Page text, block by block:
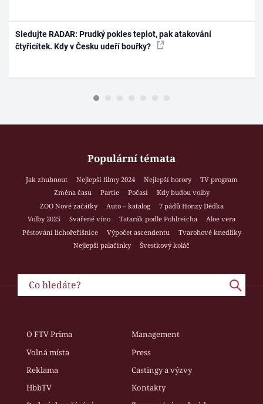
Sledujte RADAR: Prudký pokles teplot, pak atakování
čtyřicítek. Kdy v Česku udeří bouřky?
Populární témata
Jak zhubnout Nejlepší filmy 2024 Nejlepší horory
TV program
Změna času
Partie Počasí
Kdy budou volby
ZOO Nové začátky
Auto – katalog
7 pádů Honzy Dědka
Volby 2025
Svařené víno Tatarák podle Pohlreicha
Aloe vera
Pěstování lichořeřišnice
Výpočet ascendentu
Tvarohové knedlíky
Nejlepší palačinky
Švestkový koláč
O FTV Prima
Management
Volná místa
Press
Reklama
Castingy a výzvy
HbbTV
Kontakty